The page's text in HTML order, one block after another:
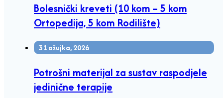
Bolesnički kreveti (10 kom – 5 kom
Ortopedija, 5 kom Rodilište)
31 ožujka, 2026
Potrošni materijal za sustav raspodjele
jedinične terapije